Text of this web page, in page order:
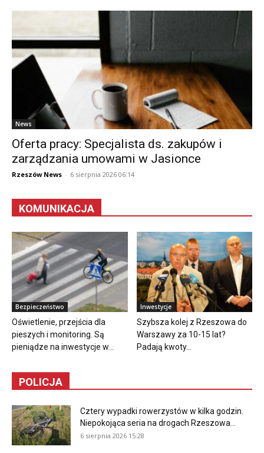
News
Oferta pracy: Specjalista ds. zakupów i
zarządzania umowami w Jasionce
Rzeszów News - 6 sierpnia 2026 06:14
KOMUNIKACJA
Bezpieczeństwo
Oświetlenie, przejścia dla
pieszych i monitoring. Są
pieniądze na inwestycje w...
Inwestycje
Szybsza kolej z Rzeszowa do
Warszawy za 10-15 lat?
Padają kwoty...
POLICJA
Cztery wypadki rowerzystów w kilka godzin.
Niepokojąca seria na drogach Rzeszowa...
6 sierpnia 2026 15:28